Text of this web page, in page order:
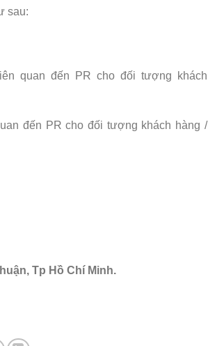
sau:
quan đến PR cho đối tượng khách
đến PR cho đối tượng khách hàng /
Tp Hồ Chí Minh.